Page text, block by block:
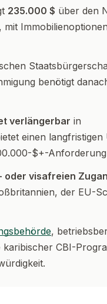
235.000 $ über den
mit
benötigt
verlängerbar in
einen langfristigen
$+-Anforderung
oder visafreien
der EU-
,
CBI-